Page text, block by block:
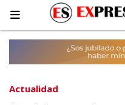
Actualidad